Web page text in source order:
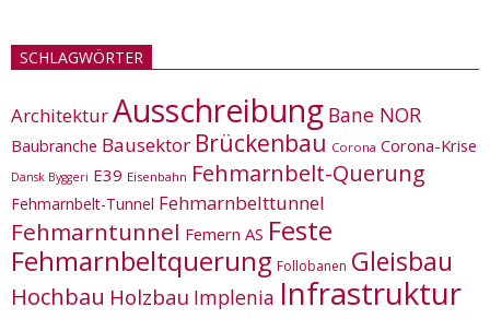
SCHLAGWÖRTER
ArchitekturAusschreibung Bane NOR
Baubranche Bausektor Brückenbau Corona Corona-Krise
Dansk Byggeri E39 Eisenbahn Fehmarnbelt-Querung
Fehmarnbelt-Tunnel Fehmarnbelttunnel
Fehmarntunnel Femern AS Feste
Fehmarnbeltquerung Follobanen Gleisbau
Hochbau Holzbau Implenia Infrastruktur